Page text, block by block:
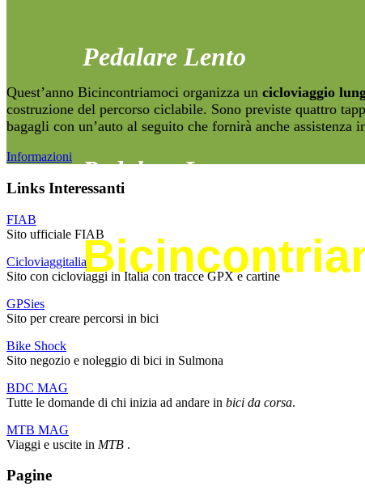
Pedalare Lento
Pedalare Lento
Quest’anno Bicincontriamoci organizza un cicloviaggio
costruzione del percorso ciclabile. Sono previste quattro
bagagli con un’auto al seguito che fornirà anche assistenza
Informazioni
Links Interessanti
FIAB
Sito ufficiale FIAB
Cicloviaggitalia
Sito con cicloviaggi in Italia con tracce GPX e cartine
GPSies
Sito per creare percorsi in bici
Bike Shock
Sito negozio e noleggio di bici in Sulmona
BDC MAG
Tutte le domande di chi inizia ad andare in bici da corsa.
MTB MAG
Viaggi e uscite in MTB .
Pagine